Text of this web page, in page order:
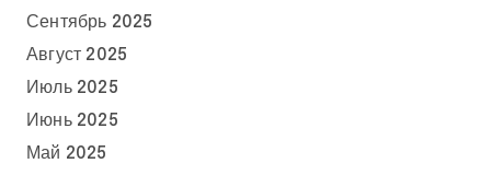
Сентябрь 2025
Август 2025
Июль 2025
Июнь 2025
Май 2025